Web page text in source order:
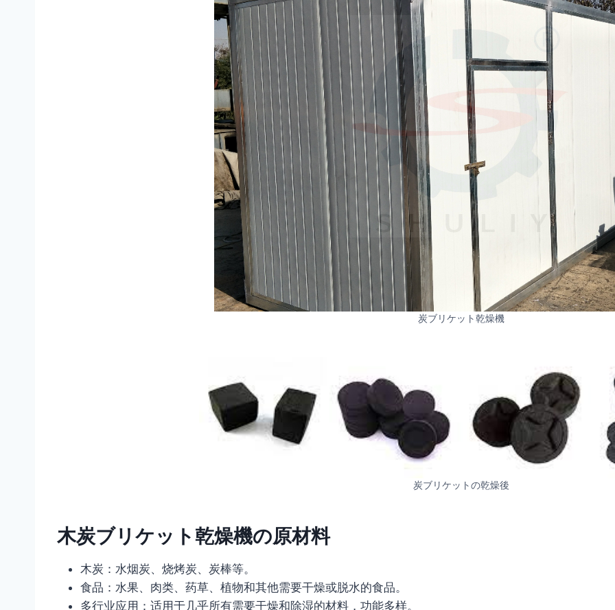
炭ブリケット乾燥機
炭ブリケットの乾燥後
木炭ブリケット乾燥機の原材料
木炭：水烟炭、烧烤炭、炭棒等。
食品：水果、肉类、药草、植物和其他需要干燥或脱水的食品。
多行业应用：适用于几乎所有需要干燥和除湿的材料，功能多样。